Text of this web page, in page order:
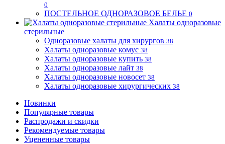
0
ПОСТЕЛЬНОЕ ОДНОРАЗОВОЕ БЕЛЬЕ 0
Халаты одноразовые
стерильные
Одноразовые халаты для хирургов 38
Халаты одноразовые комус 38
Халаты одноразовые купить 38
Халаты одноразовые лайт 38
Халаты одноразовые новосет 38
Халаты одноразовые хирургических 38
Новинки
Популярные товары
Распродажи и скидки
Рекомендуемые товары
Уцененные товары